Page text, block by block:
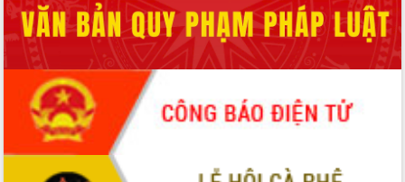
Đoàn đại biểu Quốc hội tỉnh Đắk Lắk
trao đổi thông tin trước Kỳ họp thứ
nhất, Quốc hội khóa XVI
Quyết liệt cải cách hành chính, khơi
thông nguồn lực phát triển
Nâng cao hiệu lực, hiệu quả HĐND
tỉnh thông qua hiện đại hóa hành chính
Xã Ea Phê gắn cải cách hành chính với
chuyển đổi số